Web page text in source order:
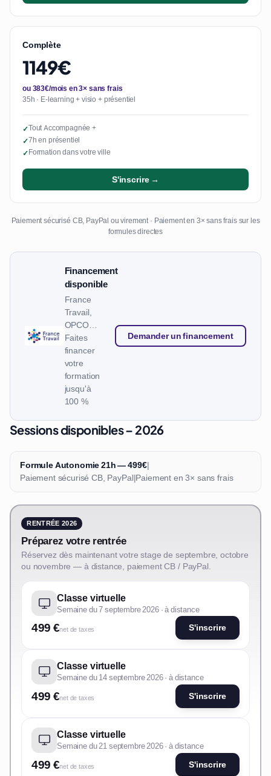
Complète
1149€
ou 383€/mois en 3× sans frais
35h · E-learning + visio + présentiel
✓Tout Accompagnée +
✓7h en présentiel
✓Formation dans votre ville
S'inscrire →
Paiement sécurisé CB, PayPal ou virement · Paiement en 3× sans frais sur les
formules directes
Financement
disponible
France
Travail,
OPCO…
Faites
financer
votre
formation
jusqu'à
100 %
Demander un financement
Sessions disponibles – 2026
Formule Autonomie 21h — 499€|
Paiement sécurisé CB, PayPal|Paiement en 3× sans frais
RENTRÉE 2026
Préparez votre rentrée
Réservez dès maintenant votre stage de septembre, octobre
ou novembre — à distance, paiement CB / PayPal.
Classe virtuelle
Semaine du 7 septembre 2026 · à distance
499 €net de taxes S'inscrire
Classe virtuelle
Semaine du 14 septembre 2026 · à distance
499 €net de taxes S'inscrire
Classe virtuelle
Semaine du 21 septembre 2026 · à distance
499 €net de taxes S'inscrire